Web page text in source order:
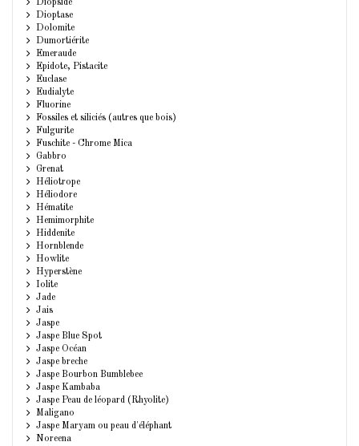
Diopside
Dioptase
Dolomite
Dumortiérite
Emeraude
Epidote, Pistacite
Euclase
Eudialyte
Fluorine
Fossiles et siliciés (autres que bois)
Fulgurite
Fuschite - Chrome Mica
Gabbro
Grenat
Héliotrope
Héliodore
Hématite
Hemimorphite
Hiddenite
Hornblende
Howlite
Hyperstène
Iolite
Jade
Jais
Jaspe
Jaspe Blue Spot
Jaspe Océan
Jaspe breche
Jaspe Bourbon Bumblebee
Jaspe Kambaba
Jaspe Peau de léopard (Rhyolite)
Maligano
Jaspe Maryam ou peau d'éléphant
Noreena